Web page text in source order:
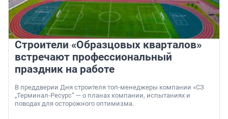
Строители «Образцовых кварталов»
встречают профессиональный
праздник на работе
В преддверии Дня строителя топ-менеджеры компании «СЗ
„Терминал-Ресурс“ — о планах компании, испытаниях и
поводах для осторожного оптимизма.